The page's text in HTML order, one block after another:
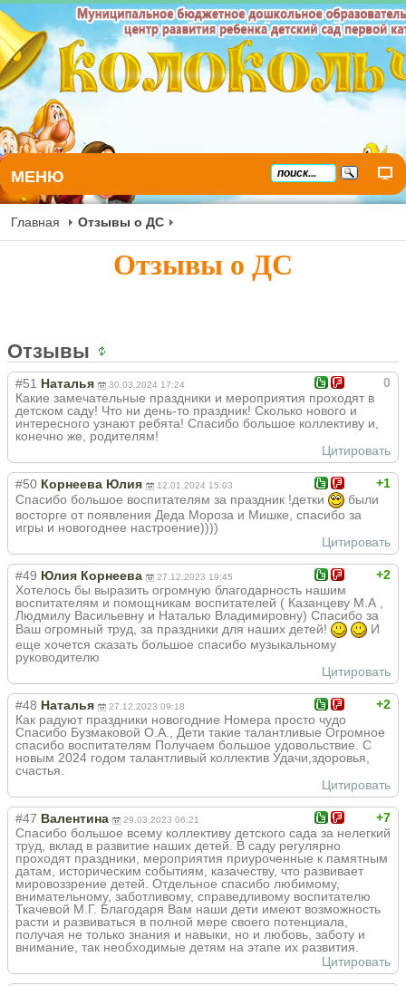
МЕНЮ
Главная Отзывы о ДС
Отзывы о ДС
Отзывы
0
#51 Наталья 30.03.2024 17:24
Какие замечательные праздники и мероприятия проходят в
детском саду! Что ни день-то праздник! Сколько нового и
интересного узнают ребята! Спасибо большое коллективу и,
конечно же, родителям!
Цитировать
+1
#50 Корнеева Юлия 12.01.2024 15:03
Спасибо большое воспитателям за праздник !детки
были
восторге от появления Деда Мороза и Мишке, спасибо за
игры и новогоднее настроение))))
Цитировать
+2
#49 Юлия Корнеева 27.12.2023 19:45
Хотелось бы выразить огромную благодарность нашим
воспитателям и помощникам воспитателей ( Казанцеву М.А ,
Людмилу Васильевну и Наталью Владимировну) Спасибо за
Ваш огромный труд, за праздники для наших детей!
И
еще хочется сказать большое спасибо музыкальному
руководителю
Цитировать
+2
#48 Наталья 27.12.2023 09:18
Как радуют праздники новогодние Номера просто чудо
Спасибо Бузмаковой О.А., Дети такие талантливые Огромное
спасибо воспитателям Получаем большое удовольствие. С
новым 2024 годом талантливый коллектив Удачи,здоровья,
счастья.
Цитировать
+7
#47 Валентина 29.03.2023 06:21
Спасибо большое всему коллективу детского сада за нелегкий
труд, вклад в развитие наших детей. В саду регулярно
проходят праздники, мероприятия приуроченные к памятным
датам, историческим событиям, казачеству, что развивает
мировоззрение детей. Отдельное спасибо любимому,
внимательному, заботливому, справедливому воспитателю
Ткачевой М.Г. Благодаря Вам наши дети имеют возможность
расти и развиваться в полной мере своего потенциала,
получая не только знания и навыки, но и любовь, заботу и
внимание, так необходимые детям на этапе их развития.
Цитировать